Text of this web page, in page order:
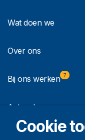
Wat doen we
Over ons
Bij ons werken 7
Actueel
Contact
Cookie